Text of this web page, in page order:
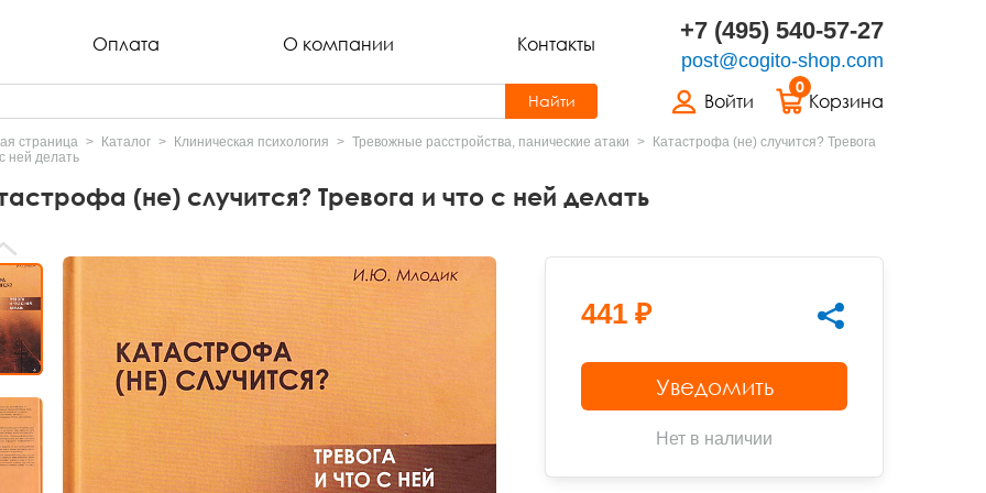
Оплата О компании Контакты +7 (495) 540-57-27
post@cogito-shop.com
Войти
0
Корзина
Найти
страница Каталог Клиническая психология Тревожные расстройства, панические атаки
Катастрофа (не) случится? Тревога
ней делать
(не) случится? Тревога и что с ней делать
441 ₽
Уведомить
Нет в наличии